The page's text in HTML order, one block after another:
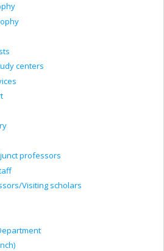
centers
professors
Visiting scholars